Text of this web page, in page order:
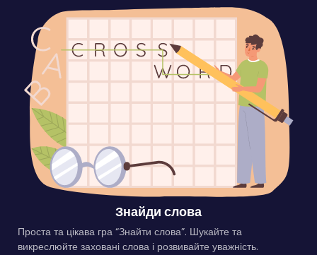
Знайди слова
Проста та цікава гра “Знайти слова”. Шукайте та
викреслюйте заховані слова і розвивайте уважність.